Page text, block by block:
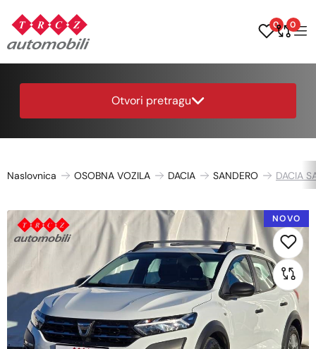
0 0
Otvori pretragu
Naslovnica OSOBNA VOZILA DACIA SANDERO DACIA
NOVO